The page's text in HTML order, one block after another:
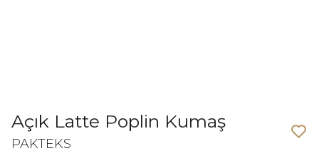
Açık Latte Poplin Kumaş
PAKTEKS